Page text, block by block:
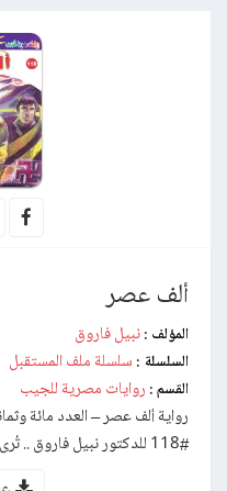
ألف عصر
المؤلف : نبيل فاروق
السلسلة : سلسلة ملف المستقبل
القسم : روايات مصرية للجيب
رواية ألف عصر – العدد مائة
#118 للدكتور نبيل فاروق .. تُرى .. أين ذهبت مقاتلة الزمن بـ ( نـور…